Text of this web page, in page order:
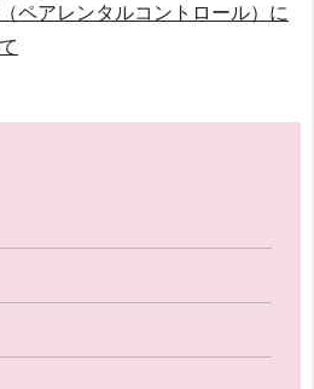
ペアレンタルコントロール）に